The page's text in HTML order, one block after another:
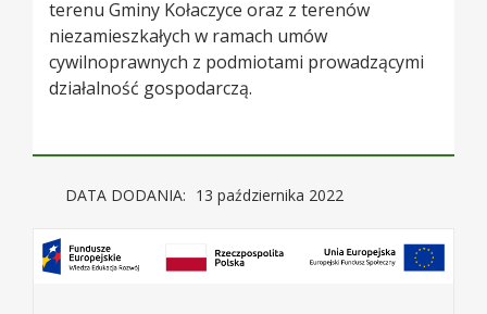
terenu Gminy Kołaczyce oraz z terenów
niezamieszkałych w ramach umów
cywilnoprawnych z podmiotami prowadzącymi
działalność gospodarczą.
DATA DODANIA: 13 października 2022